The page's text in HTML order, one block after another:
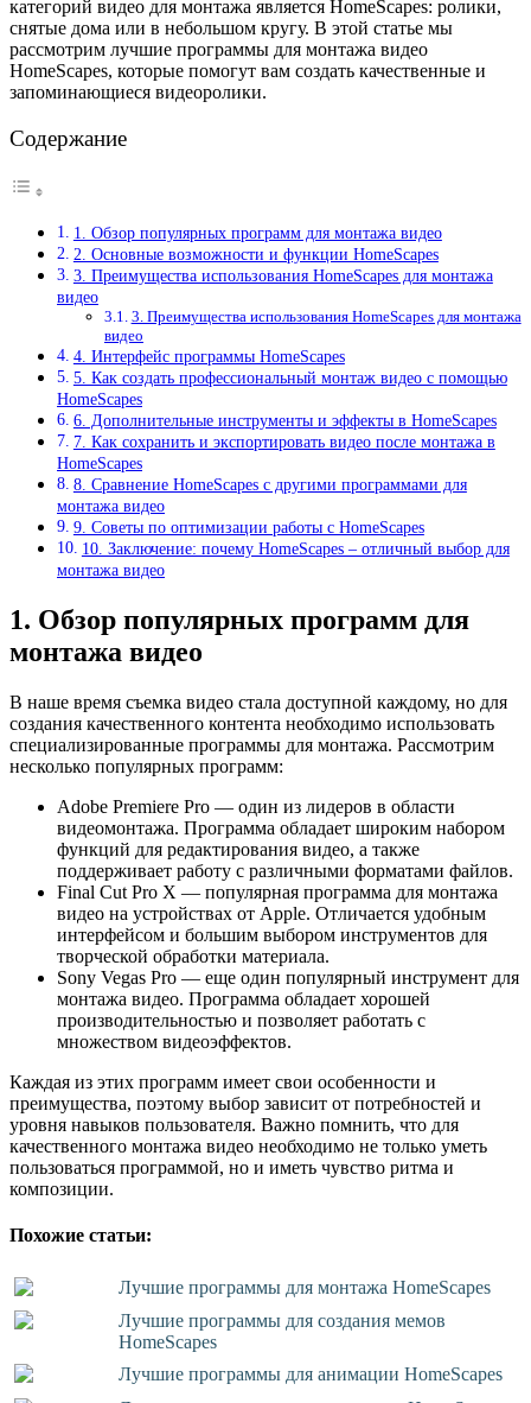
категорий видео для монтажа является HomeScapes: ролики,
снятые дома или в небольшом кругу. В этой статье мы
рассмотрим лучшие программы для монтажа видео
HomeScapes, которые помогут вам создать качественные и
запоминающиеся видеоролики.
Содержание
1. Обзор популярных программ для монтажа видео
2. Основные возможности и функции HomeScapes
3. Преимущества использования HomeScapes для монтажа
видео
3. Преимущества использования HomeScapes для монтажа
видео
4. Интерфейс программы HomeScapes
5. Как создать профессиональный монтаж видео с помощью
HomeScapes
6. Дополнительные инструменты и эффекты в HomeScapes
7. Как сохранить и экспортировать видео после монтажа в
HomeScapes
8. Сравнение HomeScapes с другими программами для
монтажа видео
9. Советы по оптимизации работы с HomeScapes
10. Заключение: почему HomeScapes – отличный выбор для
монтажа видео
1. Обзор популярных программ для
монтажа видео
В наше время съемка видео стала доступной каждому, но для
создания качественного контента необходимо использовать
специализированные программы для монтажа. Рассмотрим
несколько популярных программ:
Adobe Premiere Pro — один из лидеров в области
видеомонтажа. Программа обладает широким набором
функций для редактирования видео, а также
поддерживает работу с различными форматами файлов.
Final Cut Pro X — популярная программа для монтажа
видео на устройствах от Apple. Отличается удобным
интерфейсом и большим выбором инструментов для
творческой обработки материала.
Sony Vegas Pro — еще один популярный инструмент для
монтажа видео. Программа обладает хорошей
производительностью и позволяет работать с
множеством видеоэффектов.
Каждая из этих программ имеет свои особенности и
преимущества, поэтому выбор зависит от потребностей и
уровня навыков пользователя. Важно помнить, что для
качественного монтажа видео необходимо не только уметь
пользоваться программой, но и иметь чувство ритма и
композиции.
Похожие статьи:
Лучшие программы для монтажа HomeScapes
Лучшие программы для создания мемов
HomeScapes
Лучшие программы для анимации HomeScapes